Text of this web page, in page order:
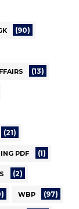
(90)
(13)
(21)
PDF (1)
(2)
WBP (97)